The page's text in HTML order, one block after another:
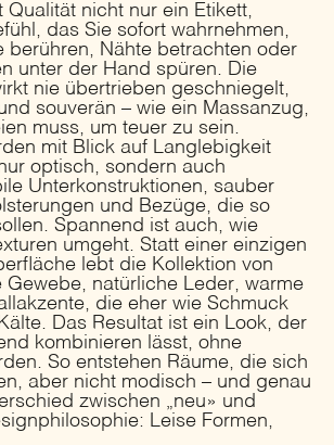
Qualität nicht nur ein Etikett,
das Sie sofort wahrnehmen,
berühren, Nähte betrachten oder
unter der Hand spüren. Die
nie übertrieben geschniegelt,
souverän – wie ein Massanzug,
muss, um teuer zu sein.
mit Blick auf Langlebigkeit
optisch, sondern auch
Unterkonstruktionen, sauber
und Bezüge, die so
Spannend ist auch, wie
umgeht. Statt einer einzigen
lebt die Kollektion von
Gewebe, natürliche Leder, warme
die eher wie Schmuck
Das Resultat ist ein Look, der
kombinieren lässt, ohne
So entstehen Räume, die sich
aber nicht modisch – und genau
zwischen „neu» und
Leise Formen,